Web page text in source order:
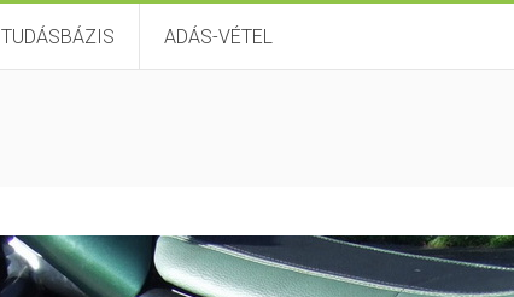
TUDÁSBÁZIS ADÁS-VÉTEL